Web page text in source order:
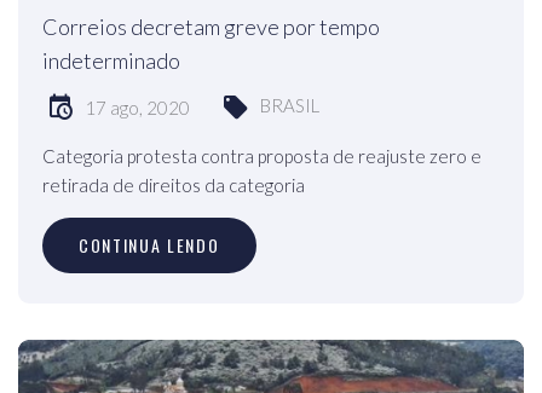
Correios decretam greve por tempo
indeterminado
17 ago, 2020 BRASIL
Categoria protesta contra proposta de reajuste zero e
retirada de direitos da categoria
CONTINUA LENDO